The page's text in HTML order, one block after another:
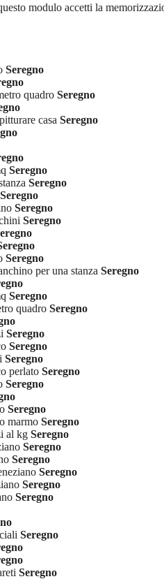
modulo accetti la
Seregno
quadro Seregno
casa Seregno
Seregno
Seregno
Seregno
Seregno
Seregno
Seregno
per una stanza Seregno
Seregno
quadro Seregno
Seregno
Seregno
Seregno
perlato Seregno
Seregno
Seregno
marmo Seregno
al kg Seregno
Seregno
Seregno
Seregno
Seregno
Seregno
Seregno
Seregno